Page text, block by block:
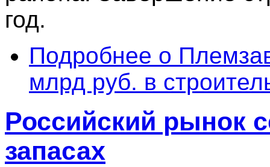
год.
Подробнее о
млрд руб. в
Российский рынок
запасах